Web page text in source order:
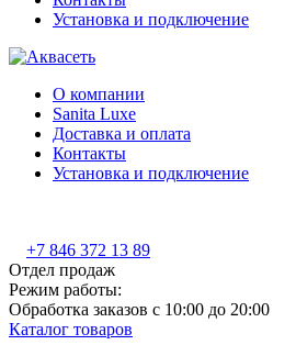
Установка и подключение
О компании
Sanita Luxe
Доставка и оплата
Контакты
Установка и подключение
+7 846 372 13 89
Отдел продаж
Режим работы:
Обработка заказов с 10:00 до 20:00
Каталог товаров